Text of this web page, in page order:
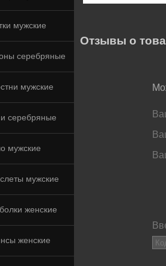
мужские
серебряные
мужские
серебряные
мужские
мужские
женские
женские
Отзывы о